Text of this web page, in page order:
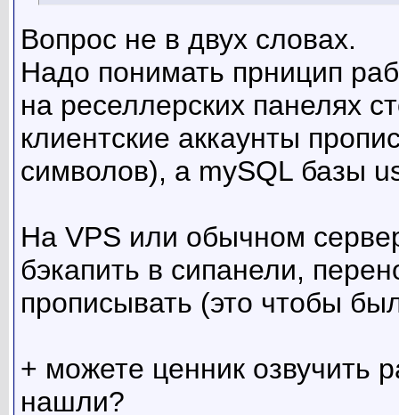
Вопрос не в двух словах.
Надо понимать прницип
на реселлерских панелях
клиентские аккаунты
символов), а mySQL базы
На VPS или обычном
бэкапить в сипанели,
прописывать (это чтобы
+ можете ценник озвучить
нашли?